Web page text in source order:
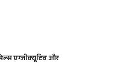
एग्जीक्यूटिव और